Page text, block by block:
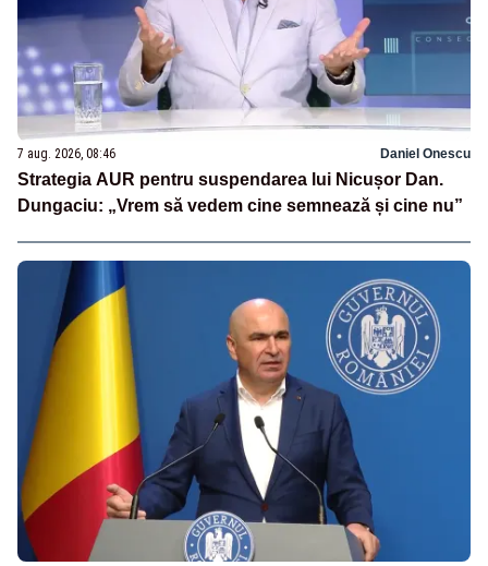
7 aug. 2026, 08:46 Daniel Onescu
Strategia AUR pentru suspendarea lui Nicușor Dan.
Dungaciu: „Vrem să vedem cine semnează și cine nu”